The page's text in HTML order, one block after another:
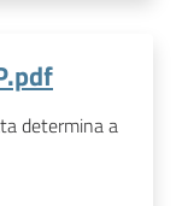
determina a